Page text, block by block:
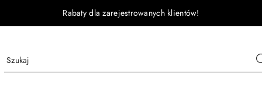
Rabaty dla zarejestrowanych klientów!